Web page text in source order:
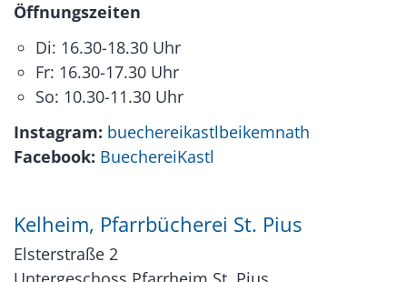
Öffnungszeiten
Di: 16.30-18.30 Uhr
Fr: 16.30-17.30 Uhr
So: 10.30-11.30 Uhr
Instagram: buechereikastlbeikemnath
Facebook: BuechereiKastl
Kelheim, Pfarrbücherei St. Pius
Elsterstraße 2